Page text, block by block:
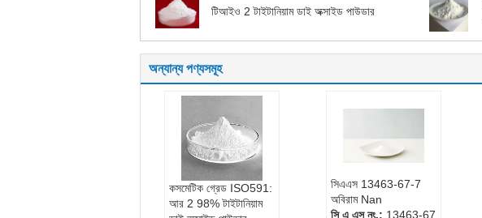
টিআইও 2 টাইটানিয়াম ডাই অক্সাইড পাউডার
অন্যান্য পণ্যসমূহ
কসমেটিক গ্রেড ISO591:
আর 2 98% টাইটানিয়াম
সিএএস 13463-67-7
অবিরাম Nan
সি এ এস নং.: 13463-67